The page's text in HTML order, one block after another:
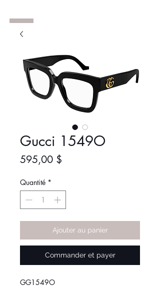
Gucci 1549O
595,00 $
Quantité *
Ajouter au panier
Commander et payer
GG1549O